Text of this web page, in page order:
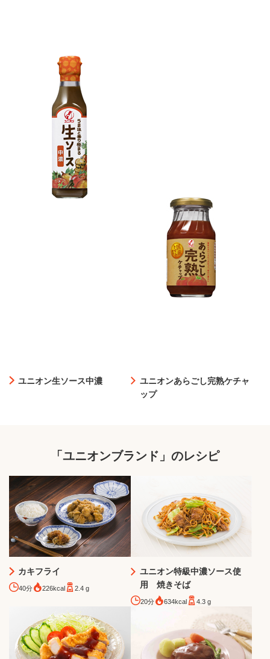
ユニオン生ソース中濃
ユニオンあらごし完熟ケチャ
ップ
「ユニオンブランド」のレシピ
カキフライ
40分 226kcal 2.4 g
ユニオン特級中濃ソース使
用 焼きそば
20分 634kcal 4.3 g